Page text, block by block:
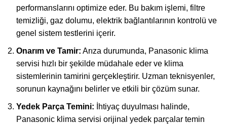
performanslarını optimize eder. Bu bakım işlemi, filtre
temizliği, gaz dolumu, elektrik bağlantılarının kontrolü ve
genel sistem testlerini içerir.
Onarım ve Tamir: Arıza durumunda, Panasonic klima
servisi hızlı bir şekilde müdahale eder ve klima
sistemlerinin tamirini gerçekleştirir. Uzman teknisyenler,
sorunun kaynağını belirler ve etkili bir çözüm sunar.
Yedek Parça Temini: İhtiyaç duyulması halinde,
Panasonic klima servisi orijinal yedek parçalar temin